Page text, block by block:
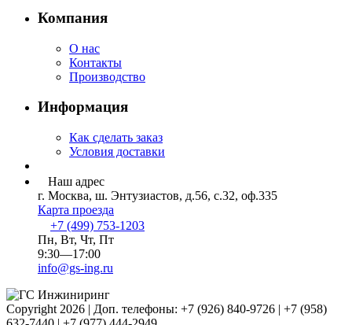
Компания
О нас
Контакты
Производство
Информация
Как сделать заказ
Условия доставки
Наш адрес
г. Москва, ш. Энтузиастов, д.56, с.32, оф.335
Карта проезда
+7 (499) 753-1203
Пн, Вт, Чт, Пт
9:30—17:00
info@gs-ing.ru
Copyright 2026 | Доп. телефоны: +7 (926) 840-9726 | +7 (958)